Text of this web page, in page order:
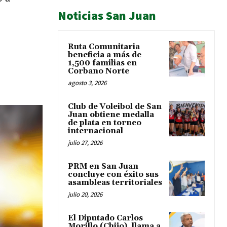
Noticias San Juan
Ruta Comunitaria
beneficia a más de
1,500 familias en
Corbano Norte
agosto 3, 2026
Club de Voleibol de San
Juan obtiene medalla
de plata en torneo
internacional
julio 27, 2026
PRM en San Juan
concluye con éxito sus
asambleas territoriales
julio 20, 2026
El Diputado Carlos